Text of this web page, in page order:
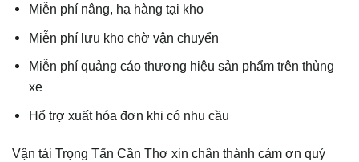
Miễn phí nâng, hạ hàng tại kho
Miễn phí lưu kho chờ vận chuyển
Miễn phí quảng cáo thương hiệu sản phẩm trên thùng
xe
Hổ trợ xuất hóa đơn khi có nhu cầu
Vận tải Trọng Tấn Cần Thơ xin chân thành cảm ơn quý